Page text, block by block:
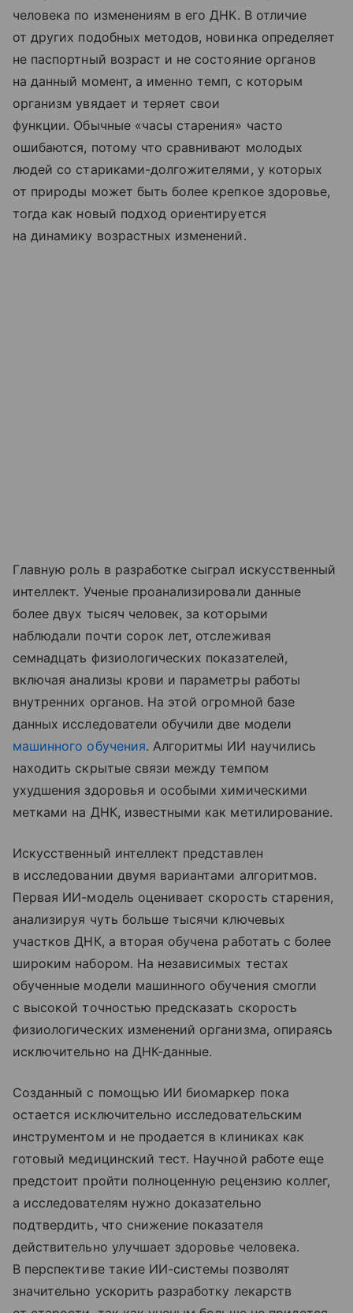
человека по изменениям в его ДНК. В отличие
от других подобных методов, новинка определяет
не паспортный возраст и не состояние органов
на данный момент, а именно темп, с которым
организм увядает и теряет свои
функции. Обычные «часы старения» часто
ошибаются, потому что сравнивают молодых
людей со стариками-долгожителями, у которых
от природы может быть более крепкое здоровье,
тогда как новый подход ориентируется
на динамику возрастных изменений.
Главную роль в разработке сыграл искусственный
интеллект. Ученые проанализировали данные
более двух тысяч человек, за которыми
наблюдали почти сорок лет, отслеживая
семнадцать физиологических показателей,
включая анализы крови и параметры работы
внутренних органов. На этой огромной базе
данных исследователи обучили две модели
машинного обучения. Алгоритмы ИИ научились
находить скрытые связи между темпом
ухудшения здоровья и особыми химическими
метками на ДНК, известными как метилирование.
Искусственный интеллект представлен
в исследовании двумя вариантами алгоритмов.
Первая ИИ-модель оценивает скорость старения,
анализируя чуть больше тысячи ключевых
участков ДНК, а вторая обучена работать с более
широким набором. На независимых тестах
обученные модели машинного обучения смогли
с высокой точностью предсказать скорость
физиологических изменений организма, опираясь
исключительно на ДНК-данные.
Созданный с помощью ИИ биомаркер пока
остается исключительно исследовательским
инструментом и не продается в клиниках как
готовый медицинский тест. Научной работе еще
предстоит пройти полноценную рецензию коллег,
а исследователям нужно доказательно
подтвердить, что снижение показателя
действительно улучшает здоровье человека.
В перспективе такие ИИ-системы позволят
значительно ускорить разработку лекарств